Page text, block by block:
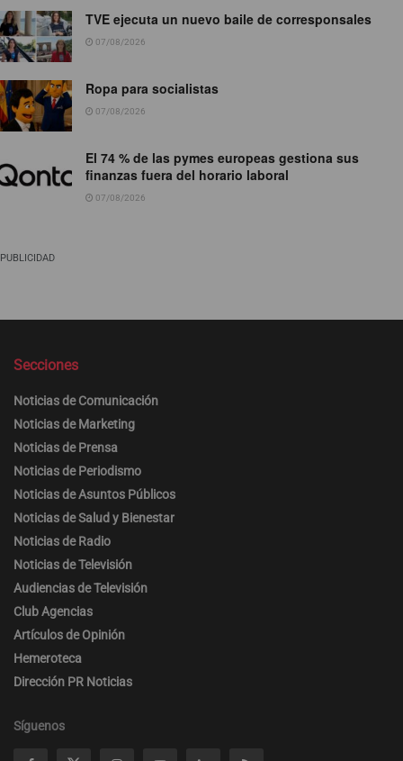
TVE ejecuta un nuevo baile de corresponsales
07/08/2026
Ropa para socialistas
07/08/2026
El 74 % de las pymes europeas gestiona sus
finanzas fuera del horario laboral
07/08/2026
PUBLICIDAD
Secciones
Noticias de Comunicación
Noticias de Marketing
Noticias de Prensa
Noticias de Periodismo
Noticias de Asuntos Públicos
Noticias de Salud y Bienestar
Noticias de Radio
Noticias de Televisión
Audiencias de Televisión
Club Agencias
Artículos de Opinión
Hemeroteca
Dirección PR Noticias
Síguenos